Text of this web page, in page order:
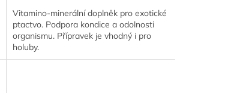
Vitamino-minerální doplněk pro exotické
ptactvo. Podpora kondice a odolnosti
organismu. Přípravek je vhodný i pro
holuby.